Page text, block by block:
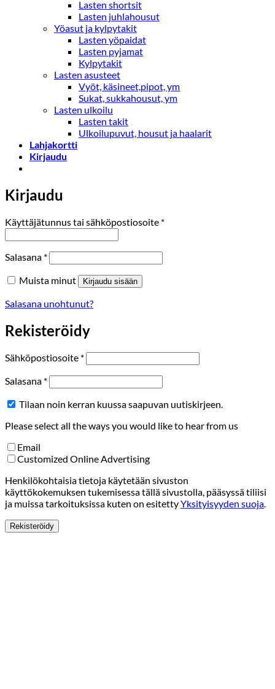
Lasten shortsit
Lasten juhlahousut
Yöasut ja kylpytakit
Lasten yöpaidat
Lasten pyjamat
Kylpytakit
Lasten asusteet
Vyöt, käsineet,pipot, ym
Sukat, sukkahousut, ym
Lasten ulkoilu
Lasten takit
Ulkoilupuvut, housut ja haalarit
Lahjakortti
Kirjaudu
Kirjaudu
Käyttäjätunnus tai sähköpostiosoite *Vaaditaan
Salasana *Vaaditaan
Muista minut Kirjaudu sisään
Salasana unohtunut?
Rekisteröidy
Sähköpostiosoite *Vaaditaan
Salasana *Vaaditaan
Tilaan noin kerran kuussa saapuvan uutiskirjeen.
Please select all the ways you would like to hear from us
Email
Customized Online Advertising
Henkilökohtaisia tietoja käytetään sivuston
käyttökokemuksen tukemisessa tällä sivustolla, pääsyssä tiliisi
ja muissa tarkoituksissa kuten on esitettyYksityisyyden suoja
Rekisteröidy